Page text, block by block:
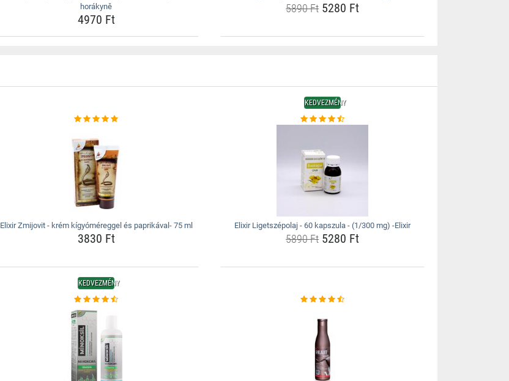
horákyně
4970 Ft
5890 Ft 5280 Ft
Elixir Zmijovit - krém kígyóméreggel és paprikával- 75 ml
3830 Ft
KEDVEZMÉNY
Elixir Ligetszépolaj - 60 kapszula - (1/300 mg) -Elixir
5890 Ft 5280 Ft
KEDVEZMÉNY